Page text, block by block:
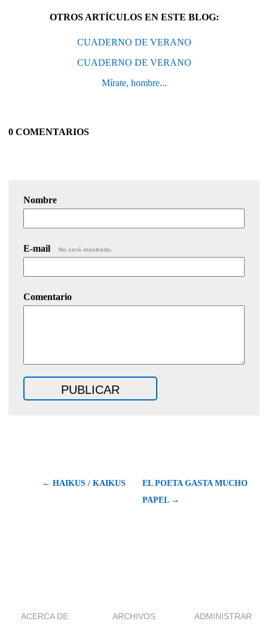
OTROS ARTÍCULOS EN ESTE BLOG:
CUADERNO DE VERANO
CUADERNO DE VERANO
Mírate, hombre...
0 COMENTARIOS
Nombre
E-mail No será mostrado.
Comentario
← HAIKUS / KAIKUS
EL POETA GASTA MUCHO
PAPEL →
ACERCA DE ARCHIVOS ADMINISTRAR